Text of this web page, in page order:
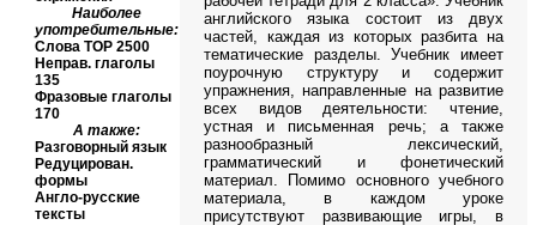
английского языка состоит из двух
частей, каждая из которых разбита на
тематические разделы. Учебник имеет
поурочную структуру и содержит
упражнения, направленные на развитие
всех видов деятельности: чтение,
устная и письменная речь; а также
разнообразный лексический,
грамматический и фонетический
материал. Помимо основного учебного
материала, в каждом уроке
присутствуют развивающие игры, в
Наиболее
употребительные:
Слова TOP 2500
Неправ. глаголы
135
Фразовые глаголы
170
А также:
Разговорный язык
Редуцирован.
формы
Англо-русские
тексты